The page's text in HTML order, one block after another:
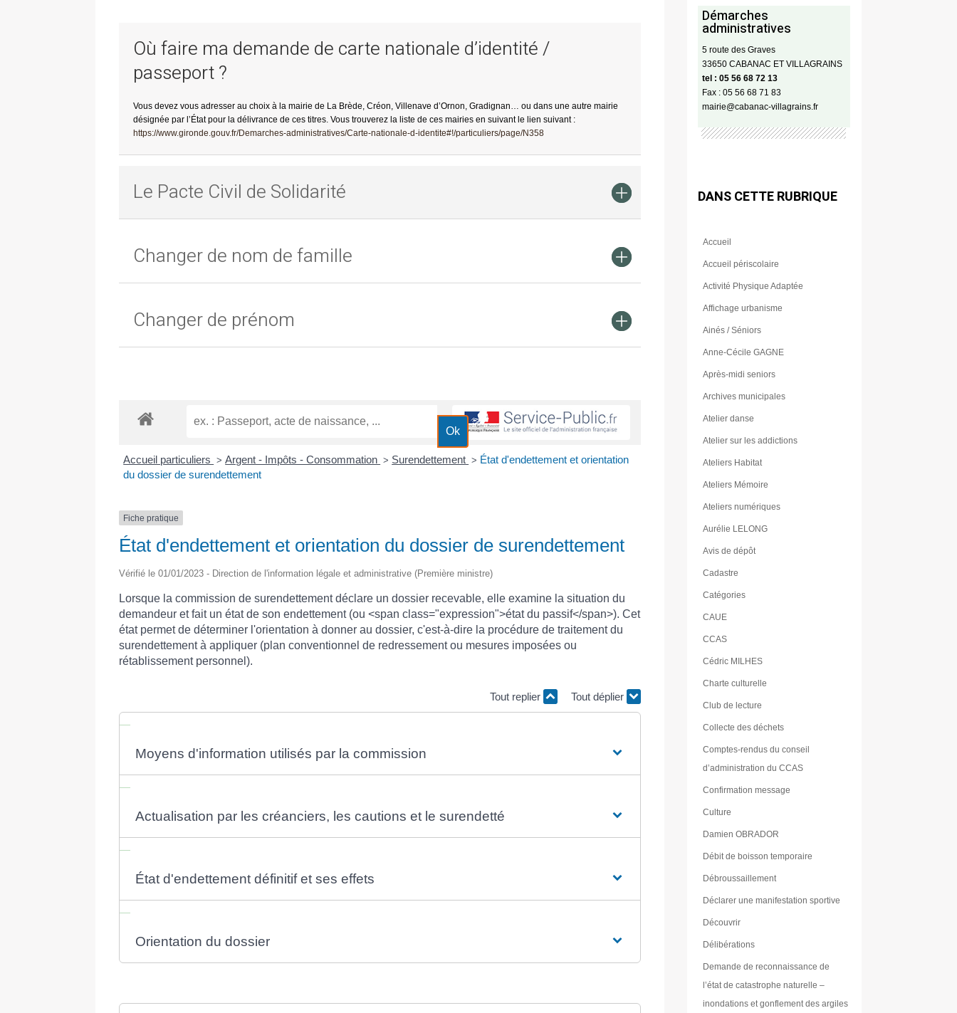
Où faire ma demande de carte nationale d’identité /
passeport ?
Vous devez vous adresser au choix à la mairie de La Brède, Créon, Villenave d’Ornon, Gradignan… ou dans une autre mairie
désignée par l’État pour la délivrance de ces titres. Vous trouverez la liste de ces mairies en suivant le lien suivant :
https://www.gironde.gouv.fr/Demarches-administratives/Carte-nationale-d-identite#!/particuliers/page/N358
Le Pacte Civil de Solidarité
Changer de nom de famille
Changer de prénom
Accueil particuliers > Argent - Impôts - Consommation > Surendettement > État d'endettement et orientation
du dossier de surendettement
Fiche pratique
État d'endettement et orientation du dossier de surendettement
Vérifié le 01/01/2023 - Direction de l'information légale et administrative (Première ministre)
Lorsque la commission de surendettement déclare un dossier recevable, elle examine la situation du
demandeur et fait un état de son endettement (ou <span class="expression">état du passif</span>). Cet
état permet de déterminer l'orientation à donner au dossier, c'est-à-dire la procédure de traitement du
surendettement à appliquer (plan conventionnel de redressement ou mesures imposées ou
rétablissement personnel).
Tout replier Tout déplier
Moyens d'information utilisés par la commission
Actualisation par les créanciers, les cautions et le surendetté
État d'endettement définitif et ses effets
Orientation du dossier
Démarches
administratives
5 route des Graves
33650 CABANAC ET VILLAGRAINS
tel : 05 56 68 72 13
Fax : 05 56 68 71 83
mairie@cabanac-villagrains.fr
DANS CETTE RUBRIQUE
Accueil
Accueil périscolaire
Activité Physique Adaptée
Affichage urbanisme
Ainés / Séniors
Anne-Cécile GAGNE
Après-midi seniors
Archives municipales
Atelier danse
Atelier sur les addictions
Ateliers Habitat
Ateliers Mémoire
Ateliers numériques
Aurélie LELONG
Avis de dépôt
Cadastre
Catégories
CAUE
CCAS
Cédric MILHES
Charte culturelle
Club de lecture
Collecte des déchets
Comptes-rendus du conseil
d’administration du CCAS
Confirmation message
Culture
Damien OBRADOR
Débit de boisson temporaire
Débroussaillement
Déclarer une manifestation sportive
Découvrir
Délibérations
Demande de reconnaissance de
l’état de catastrophe naturelle –
inondations et gonflement des argiles